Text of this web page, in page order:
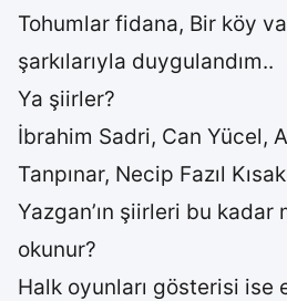
Tohumlar fidana, Bir köy
şarkılarıyla duygulandım..
Ya şiirler?
İbrahim Sadri, Can Yücel,
Tanpınar, Necip Fazıl
Yazgan’ın şiirleri bu kadar
okunur?
Halk oyunları gösterisi ise